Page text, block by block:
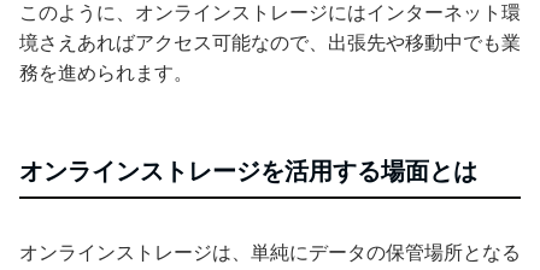
このように、オンラインストレージにはインターネット環
境さえあればアクセス可能なので、出張先や移動中でも業
務を進められます。
オンラインストレージを活用する場面とは
オンラインストレージは、単純にデータの保管場所となる